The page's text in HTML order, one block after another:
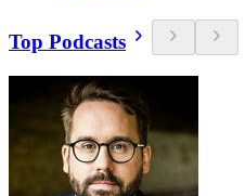
Top Podcasts